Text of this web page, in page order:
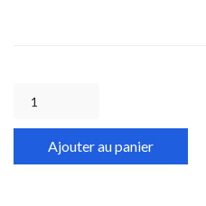
Ajouter au panier